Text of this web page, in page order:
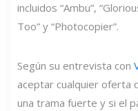
incluidos “Ambu”,
Too” y “Photocopier”.
Según su entrevista con
aceptar cualquier oferta
una trama fuerte y si el